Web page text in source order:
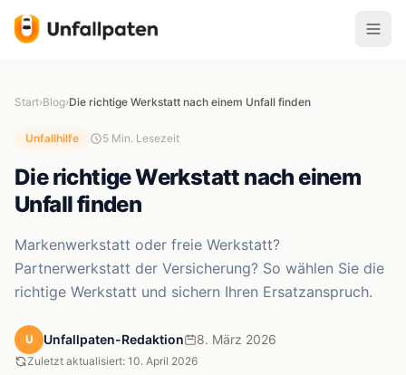
Start›Blog›Die richtige Werkstatt nach einem Unfall finden
Unfallhilfe 5 Min. Lesezeit
Die richtige Werkstatt nach einem
Unfall finden
Markenwerkstatt oder freie Werkstatt?
Partnerwerkstatt der Versicherung? So wählen Sie die
richtige Werkstatt und sichern Ihren Ersatzanspruch.
U Unfallpaten-Redaktion 8. März 2026
Zuletzt aktualisiert: 10. April 2026